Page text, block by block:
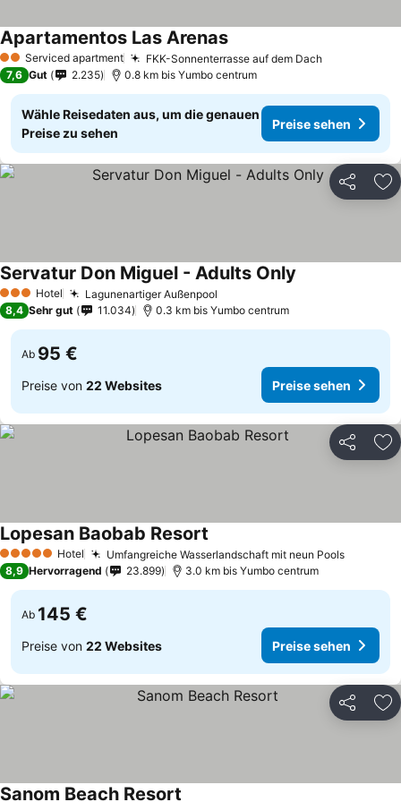
2 SterneServiced apartment FKK-Sonnenterrasse auf dem DachPreise
Apartamentos Las ArenasPreise sehen
7,6 Gut 2.235 0.8 km bis Yumbo centrum
Wähle Reisedaten aus, um die genauen
Preise zu sehen
Preise sehen
Teilen
3 SterneHotel Lagunenartiger Außenpool
Servatur Don Miguel - Adults Only
8,4 Sehr gut 11.034 0.3 km bis Yumbo centrum
Ab 95 €
Preise von 22 Websites Preise sehen
Teilen
5 Sterne Hotel Umfangreiche Wasserlandschaft mit neun PoolsPreise
Lopesan Baobab Resort
8,9 Hervorragend 23.899 3.0 km bis Yumbo centrum
Ab 145 €
Preise von 22 Websites Preise sehen
Teilen
Sanom Beach Resort